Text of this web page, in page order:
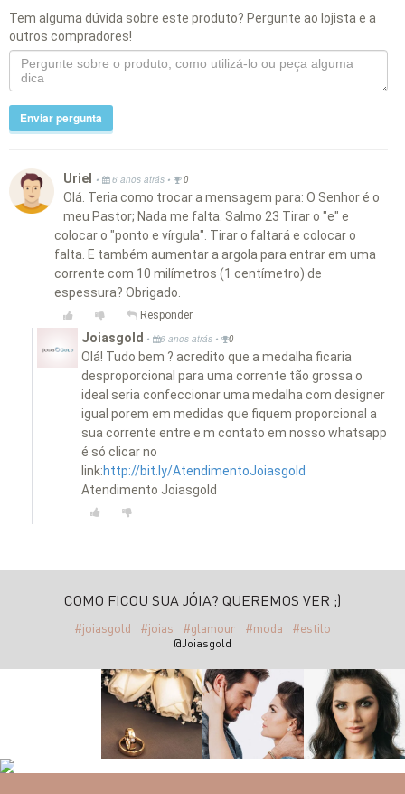
Tem alguma dúvida sobre este produto? Pergunte ao lojista e a
outros compradores!
Enviar pergunta
Uriel • 6 anos atrás • 0
Olá. Teria como trocar a mensagem para: O Senhor é o
meu Pastor; Nada me falta. Salmo 23 Tirar o "e" e
colocar o "ponto e vírgula". Tirar o faltará e colocar o
falta. E também aumentar a argola para entrar em uma
corrente com 10 milímetros (1 centímetro) de
espessura? Obrigado.
Responder
Joiasgold • 6 anos atrás • 0
Olá! Tudo bem ? acredito que a medalha ficaria
desproporcional para uma corrente tão grossa o
ideal seria confeccionar uma medalha com designer
igual porem em medidas que fiquem proporcional a
sua corrente entre e m contato em nosso whatsapp
é só clicar no
link:http://bit.ly/AtendimentoJoiasgold
Atendimento Joiasgold
COMO FICOU SUA JÓIA? QUEREMOS VER ;)
#joiasgold #joias #glamour #moda #estilo
@Joiasgold